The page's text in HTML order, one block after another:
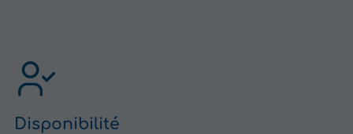
Disponibilité